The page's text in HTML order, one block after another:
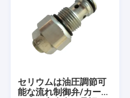
セリウムは油圧調節可
能な流れ制御弁/カート